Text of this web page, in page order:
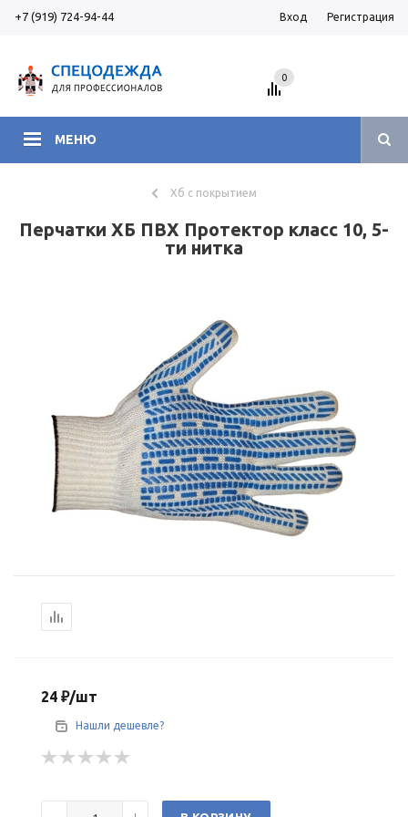
+7 (919) 724-94-44 Вход Регистрация
МЕНЮ
0
Хб с покрытием
Перчатки ХБ ПВХ Протектор класс 10, 5-
ти нитка
24 ₽/шт
Нашли дешевле?